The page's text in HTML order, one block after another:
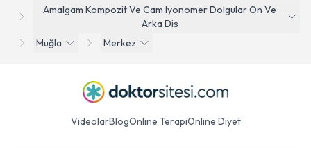
Amalgam Kompozit Ve Cam Iyonomer Dolgular On Ve
Arka Dis
Muğla
Merkez
VideolarBlogOnline TerapiOnline Diyet